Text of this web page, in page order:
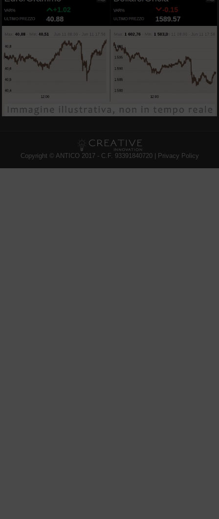
Copyright © ANTICO 2017 - C.F. 93391840720 | Privacy Policy